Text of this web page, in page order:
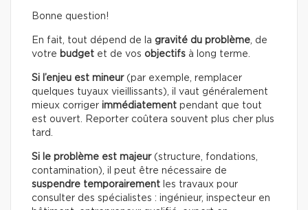
Bonne question!
En fait, tout dépend de la gravité du problème, de
votre budget et de vos objectifs à long terme.
Si l’enjeu est mineur(par exemple, remplacer
quelques tuyaux vieillissants), il vaut généralement
mieux corriger immédiatement pendant que tout
est ouvert. Reporter coûtera souvent plus cher plus
tard.
Si le problème est majeur(structure, fondations,
contamination), il peut être nécessaire de
suspendre temporairement les travaux pour
consulter des spécialistes : ingénieur, inspecteur en